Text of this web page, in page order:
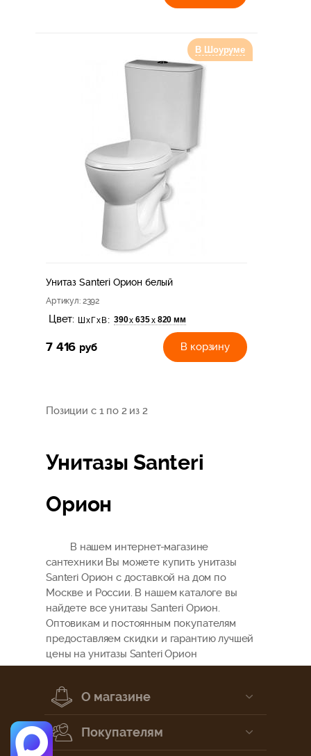
В Шоуруме
Унитаз Santeri Орион белый
Артикул: 2392
Цвет: ШхГхВ: 390х 635х 820 мм
7 416 руб В корзину
Позиции с 1 по 2 из 2
Унитазы Santeri
Орион
В нашем интернет-магазине
сантехники Вы можете купить унитазы
Santeri Орион с доставкой на дом по
Москве и России. В нашем каталоге вы
найдете все унитазы Santeri Орион.
Оптовикам и постоянным покупателям
предоставляем скидки и гарантию лучшей
цены на унитазы Santeri Орион
О магазине
Покупателям